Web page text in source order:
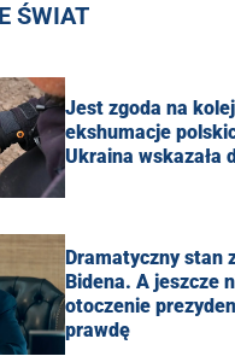
ŚWIAT
Jest zgoda na
ekshumacje
Ukraina wskazała
Dramatyczny stan
Bidena. A jeszcze
otoczenie
prawdę